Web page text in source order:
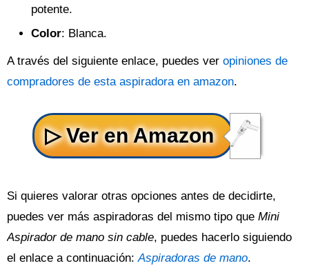
potente.
Color: Blanca.
A través del siguiente enlace, puedes ver opiniones de
compradores de esta aspiradora en amazon.
Si quieres valorar otras opciones antes de decidirte,
puedes ver más aspiradoras del mismo tipo que Mini
Aspirador de mano sin cable, puedes hacerlo siguiendo
el enlace a continuación:Aspiradoras de mano.